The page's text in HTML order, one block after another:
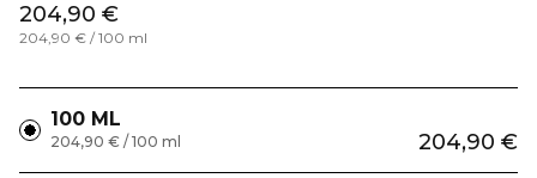
204,90 €
204,90 € / 100 ml
100 ML
204,90 €
204,90 € / 100 ml